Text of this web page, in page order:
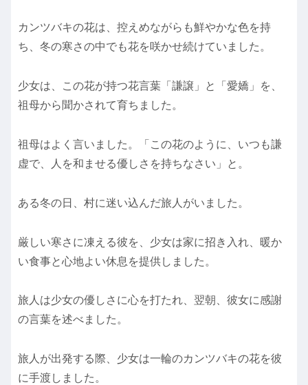
カンツバキの花は、控えめながらも鮮やかな色を持
ち、冬の寒さの中でも花を咲かせ続けていました。
少女は、この花が持つ花言葉「謙譲」と「愛嬌」を、
祖母から聞かされて育ちました。
祖母はよく言いました。「この花のように、いつも謙
虚で、人を和ませる優しさを持ちなさい」と。
ある冬の日、村に迷い込んだ旅人がいました。
厳しい寒さに凍える彼を、少女は家に招き入れ、暖か
い食事と心地よい休息を提供しました。
旅人は少女の優しさに心を打たれ、翌朝、彼女に感謝
の言葉を述べました。
旅人が出発する際、少女は一輪のカンツバキの花を彼
に手渡しました。